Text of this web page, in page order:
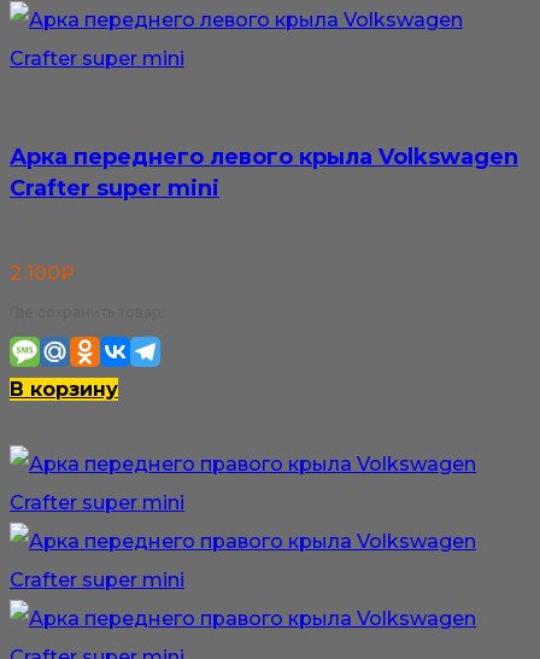
Арка переднего левого крыла Volkswagen
Crafter super mini
2 100₽
В корзину